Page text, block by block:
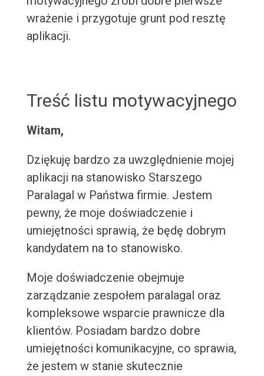
wrażenie i przygotuje grunt pod resztę
aplikacji.
Treść listu motywacyjnego
Witam,
Dziękuję bardzo za uwzględnienie mojej
aplikacji na stanowisko Starszego
Paralagal w Państwa firmie. Jestem
pewny, że moje doświadczenie i
umiejętności sprawią, że będę dobrym
kandydatem na to stanowisko.
Moje doświadczenie obejmuje
zarządzanie zespołem paralagal oraz
kompleksowe wsparcie prawnicze dla
klientów. Posiadam bardzo dobre
umiejętności komunikacyjne, co sprawia,
że jestem w stanie skutecznie